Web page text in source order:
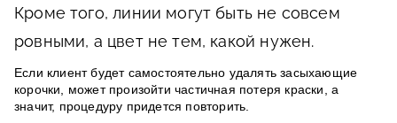
Кроме того, линии могут быть не совсем
ровными, а цвет не тем, какой нужен.
Если клиент будет самостоятельно удалять засыхающие
корочки, может произойти частичная потеря краски, а
значит, процедуру придется повторить.